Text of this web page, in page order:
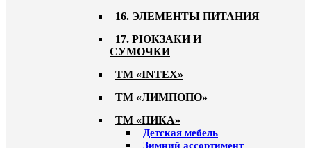
16. ЭЛЕМЕНТЫ ПИТАНИЯ
17. РЮКЗАКИ И
СУМОЧКИ
ТМ «INTEX»
ТМ «ЛИМПОПО»
ТМ «НИКА»
Детская мебель
Зимний ассортимент